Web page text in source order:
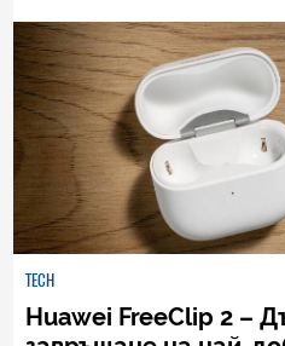
TECH
Huawei FreeClip 2 –